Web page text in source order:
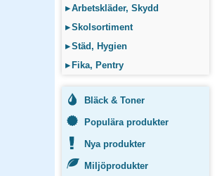
▸Arbetskläder, Skydd
▸Skolsortiment
▸Städ, Hygien
▸ Fika, Pentry
Bläck & Toner
Populära produkter
Nya produkter
Miljöprodukter